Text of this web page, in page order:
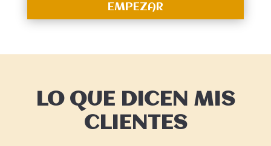
EMPEZAR
LO QUE DICEN MIS
CLIENTES